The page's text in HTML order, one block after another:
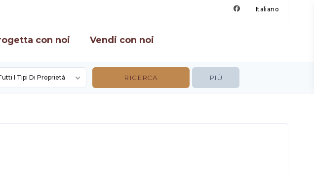
Italiano
con noi Vendi con noi
I Tipi Di Proprietà PIÙ